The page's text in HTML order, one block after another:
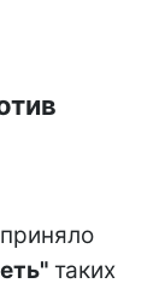
таких